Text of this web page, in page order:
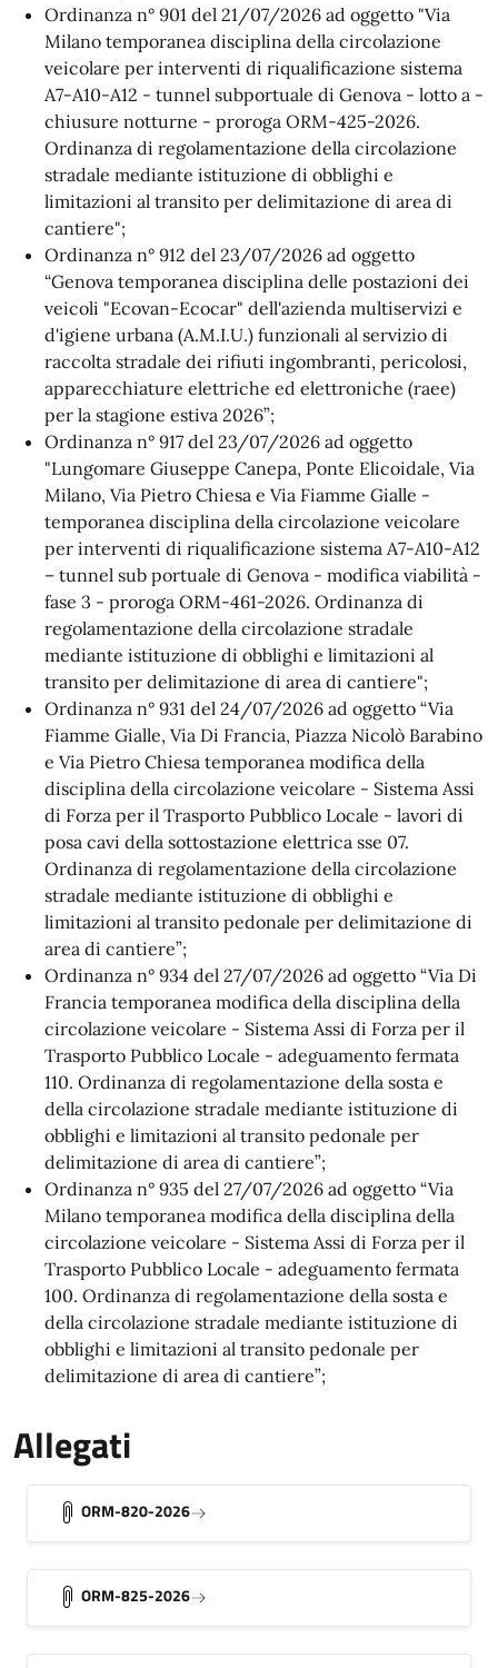
Ordinanza n° 901 del 21/07/2026 ad oggetto "Via
Milano temporanea disciplina della circolazione
veicolare per interventi di riqualificazione sistema
A7-A10-A12 - tunnel subportuale di Genova - lotto a -
chiusure notturne - proroga ORM-425-2026.
Ordinanza di regolamentazione della circolazione
stradale mediante istituzione di obblighi e
limitazioni al transito per delimitazione di area di
cantiere";
Ordinanza n° 912 del 23/07/2026 ad oggetto
“Genova temporanea disciplina delle postazioni dei
veicoli "Ecovan-Ecocar" dell'azienda multiservizi e
d'igiene urbana (A.M.I.U.) funzionali al servizio di
raccolta stradale dei rifiuti ingombranti, pericolosi,
apparecchiature elettriche ed elettroniche (raee)
per la stagione estiva 2026”;
Ordinanza n° 917 del 23/07/2026 ad oggetto
"Lungomare Giuseppe Canepa, Ponte Elicoidale, Via
Milano, Via Pietro Chiesa e Via Fiamme Gialle -
temporanea disciplina della circolazione veicolare
per interventi di riqualificazione sistema A7-A10-A12
– tunnel sub portuale di Genova - modifica viabilità -
fase 3 - proroga ORM-461-2026. Ordinanza di
regolamentazione della circolazione stradale
mediante istituzione di obblighi e limitazioni al
transito per delimitazione di area di cantiere";
Ordinanza n° 931 del 24/07/2026 ad oggetto “Via
Fiamme Gialle, Via Di Francia, Piazza Nicolò Barabino
e Via Pietro Chiesa temporanea modifica della
disciplina della circolazione veicolare - Sistema Assi
di Forza per il Trasporto Pubblico Locale - lavori di
posa cavi della sottostazione elettrica sse 07.
Ordinanza di regolamentazione della circolazione
stradale mediante istituzione di obblighi e
limitazioni al transito pedonale per delimitazione di
area di cantiere”;
Ordinanza n° 934 del 27/07/2026 ad oggetto “Via Di
Francia temporanea modifica della disciplina della
circolazione veicolare - Sistema Assi di Forza per il
Trasporto Pubblico Locale - adeguamento fermata
110. Ordinanza di regolamentazione della sosta e
della circolazione stradale mediante istituzione di
obblighi e limitazioni al transito pedonale per
delimitazione di area di cantiere”;
Ordinanza n° 935 del 27/07/2026 ad oggetto “Via
Milano temporanea modifica della disciplina della
circolazione veicolare - Sistema Assi di Forza per il
Trasporto Pubblico Locale - adeguamento fermata
100. Ordinanza di regolamentazione della sosta e
della circolazione stradale mediante istituzione di
obblighi e limitazioni al transito pedonale per
delimitazione di area di cantiere”;
Allegati
ORM-820-2026
ORM-825-2026